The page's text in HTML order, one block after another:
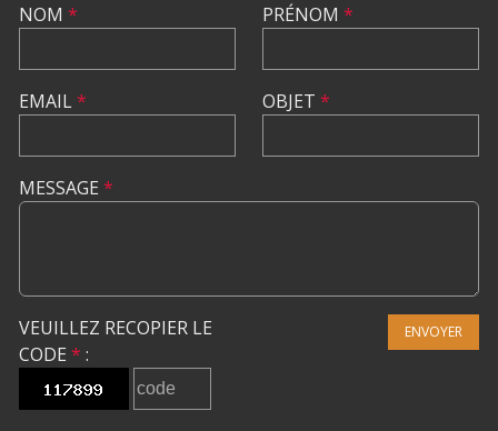
NOM *
EMAIL*
PRÉNOM *
OBJET *
MESSAGE *
VEUILLEZ RECOPIER LE
CODE * :
ENVOYER